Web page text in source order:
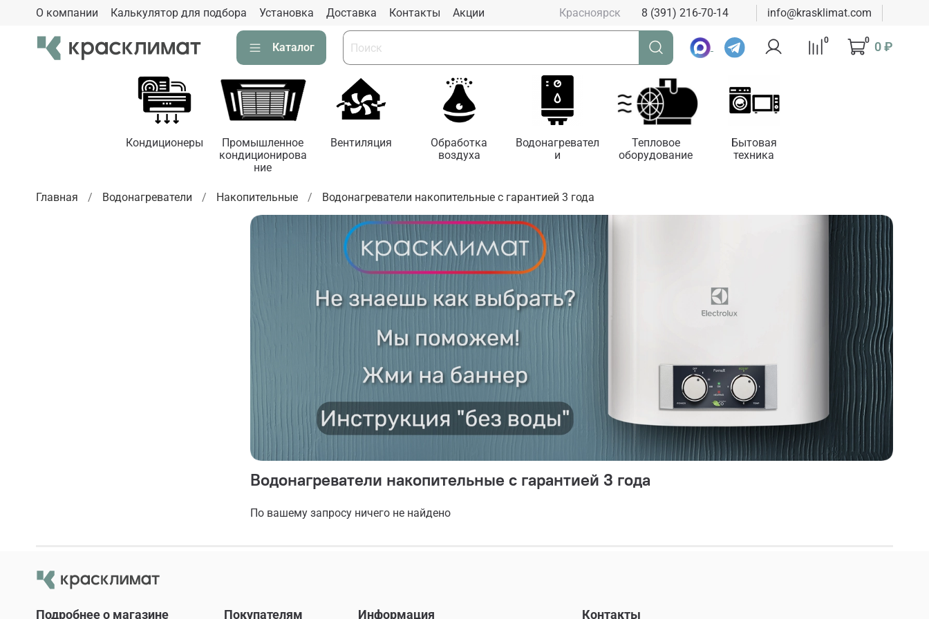
О компании Калькулятор для подбора Установка Доставка Контакты Aкции Красноярск 8 (391) 216-70-14 info@krasklimat.com
Каталог
0 0 0 ₽
Кондиционеры
Промышленное
кондиционирова
ние
Вентиляция
Обработка
воздуха
Водонагревател
и
Тепловое
оборудование
Бытовая
техника
Главная Водонагреватели Накопительные Водонагреватели накопительные с гарантией 3 года
Водонагреватели накопительные с гарантией 3 года
По вашему запросу ничего не найдено
Подробнее о магазине Покупателям Информация Контакты